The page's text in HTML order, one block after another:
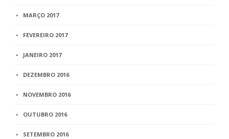
MARÇO 2017
FEVEREIRO 2017
JANEIRO 2017
DEZEMBRO 2016
NOVEMBRO 2016
OUTUBRO 2016
SETEMBRO 2016